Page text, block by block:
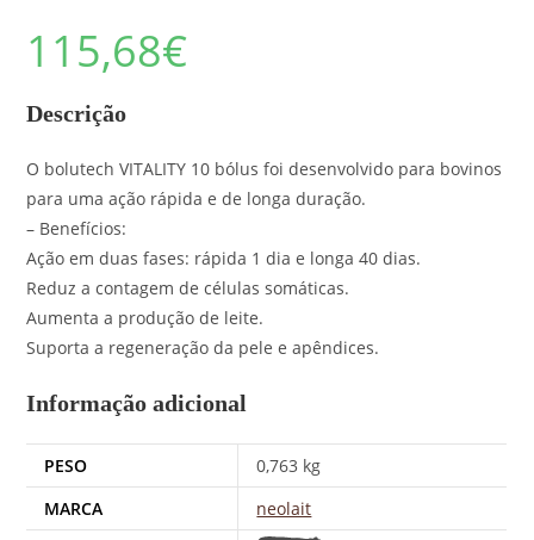
115,68€
Descrição
O bolutech VITALITY 10 bólus foi desenvolvido para bovinos
para uma ação rápida e de longa duração.
– Benefícios:
Ação em duas fases: rápida 1 dia e longa 40 dias.
Reduz a contagem de células somáticas.
Aumenta a produção de leite.
Suporta a regeneração da pele e apêndices.
Informação adicional
PESO
0,763 kg
MARCA
neolait